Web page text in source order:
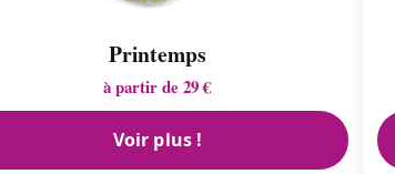
Printemps
à partir de 29 €
Voir plus !